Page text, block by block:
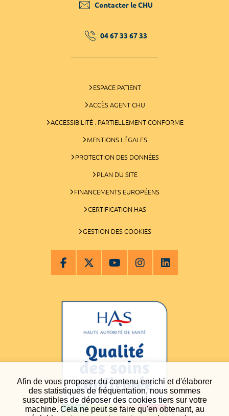
Afin de vous proposer du contenu enrichi et d'élaborer
des statistiques de fréquentation, nous sommes
susceptibles de déposer des cookies tiers sur votre
machine. Cela ne peut se faire qu'en obtenant, au
Contacter le CHU
04 67 33 67 33
ESPACE PATIENT
ACCÈS AGENT CHU
ACCESSIBILITÉ : PARTIELLEMENT CONFORME
MENTIONS LÉGALES
PROTECTION DES DONNÉES
PLAN DU SITE
FINANCEMENTS EUROPÉENS
CERTIFICATION HAS
GESTION DES COOKIES